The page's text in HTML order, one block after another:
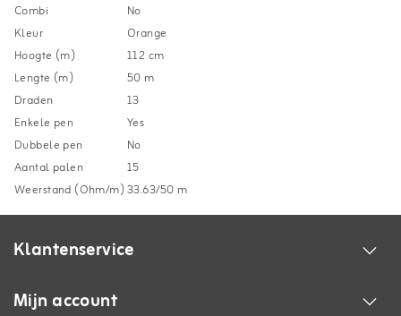
Combi
No
Kleur
Orange
Hoogte (m)
112 cm
Lengte (m)
50 m
Draden
13
Enkele pen
Yes
Dubbele pen
No
Aantal palen
15
Weerstand (Ohm/m)33.63/50 m
Klantenservice
Mijn account